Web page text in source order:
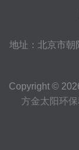
地址：北京市朝
Copyright ©
方金太阳环